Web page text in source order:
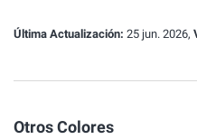
Última Actualización: 25 jun. 2026,
Otros Colores